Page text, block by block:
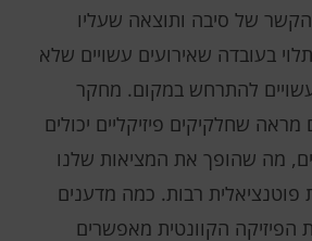
של סיבה ותוצאה שעליו
בעובדה שאירועים עשויים שלא
להתרחש במקום. מחקר
שחלקיקים פיזיקליים יכולים
מה שהופך את המציאות שלנו
רבות. כמה מדענים
הפיזיקה הקוונטית מאפשרים